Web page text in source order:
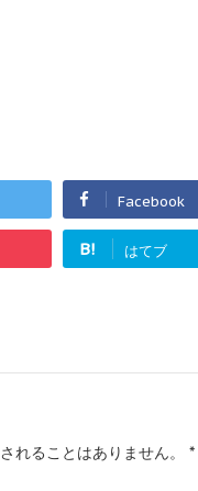
Facebook
B! はてブ
れることはありません。 *